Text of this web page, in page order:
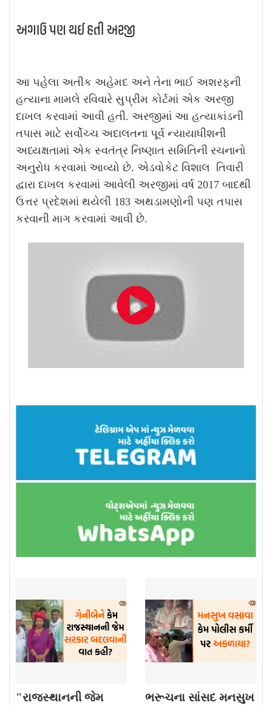
અગાઉ પણ થઈ હતી અરજી
આ પહેલા અતીક અહેમદ અને તેના ભાઈ અશરફની
હત્યાના મામલે રવિવારે સુપ્રીમ કોર્ટમાં એક અરજી
દાખલ કરવામાં આવી હતી. અરજીમાં આ હત્યાકાંડની
તપાસ માટે સર્વોચ્ચ અદાલતના પૂર્વ ન્યાયાધીશની
અધ્યક્ષતામાં એક સ્વતંત્ર નિષ્ણાત સમિતિની રચનાનો
અનુરોધ કરવામાં આવ્યો છે. એડવોકેટ વિશાલ તિવારી
દ્વારા દાખલ કરવામાં આવેલી અરજીમાં વર્ષ 2017 બાદથી
ઉત્તર પ્રદેશમાં થયેલી 183 અથડામણોની પણ તપાસ
કરવાની માગ કરવામાં આવી છે.
"રાજસ્થાનની જેમ
ભરૂચના સાંસદ મનસુખ